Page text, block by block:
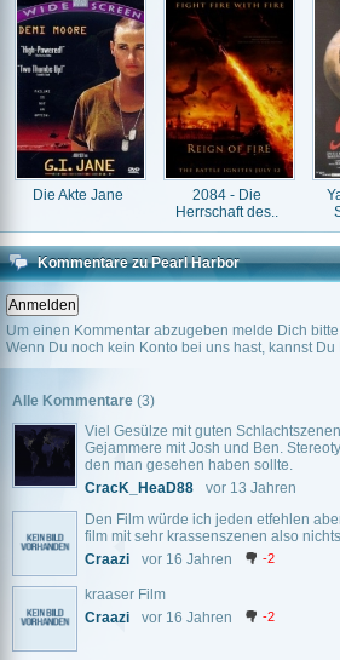
Die Akte Jane
2084 - Die
Herrschaft des..
Kommentare zu Pearl Harbor
Um einen Kommentar abzugeben melde Dich
Wenn Du noch kein Konto bei uns hast, kannst Du
Alle Kommentare (3)
Viel Gesülze mit guten
Gejammere mit Josh und Ben.
den man gesehen haben sollte.
CracK_HeaD88
vor 13 Jahren
Den Film würde ich jeden etfehlen
film mit sehr krassenszenen also
Craazi
vor 16 Jahren -2
kraaser Film
Craazi
vor 16 Jahren -2